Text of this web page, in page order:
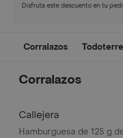
Disfruta este descuento en tu
Corralazos
Corralazos
Callejera
Hamburguesa de 125 g